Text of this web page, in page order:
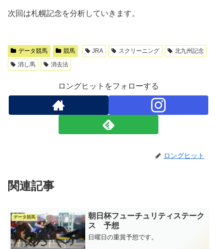
次回は札幌記念を分析していきます。
データ競馬 競馬 JRA スクリーニング
北九州記念
消し馬
消去法
ロングヒットをフォローする
ロングヒット
関連記事
データ競馬
朝日杯フューチュリティステーク
ス 予想
日曜日の重賞予想です。